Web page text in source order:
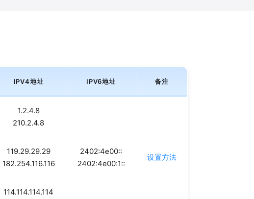
IPV4地址 IPV6地址 备注
1.2.4.8
210.2.4.8
119.29.29.29
182.254.116.116
2402:4e00::
2402:4e00:1::
设置方法
114.114.114.114